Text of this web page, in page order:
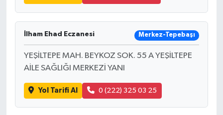
İlham Ehad Eczanesi Merkez-Tepebaşı
YEŞİLTEPE MAH. BEYKOZ SOK. 55 A YEŞİLTEPE
AİLE SAĞLIĞI MERKEZİ YANI
Yol Tarifi Al 0 (222) 325 03 25